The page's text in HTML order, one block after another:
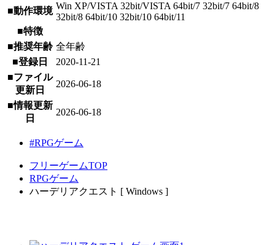
■動作環境 Win XP/VISTA 32bit/VISTA 64bit/7 32bit/7 64bit/8
32bit/8 64bit/10 32bit/10 64bit/11
■特徴
■推奨年齢 全年齢
■登録日
2020-11-21
■ファイル
更新日
2026-06-18
■情報更新
日
2026-06-18
#RPGゲーム
フリーゲームTOP
RPGゲーム
ハーデリアクエスト [ Windows ]